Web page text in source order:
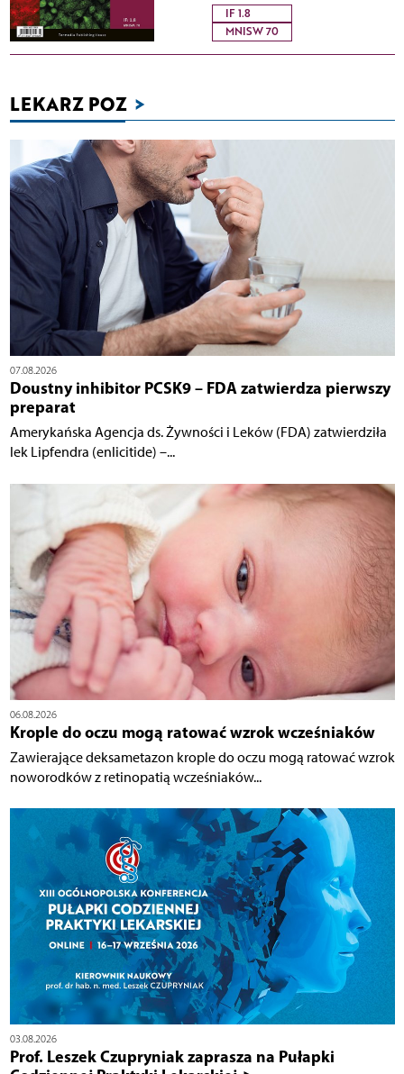
IF 1.8
MNISW 70
LEKARZ POZ >
07.08.2026
Doustny inhibitor PCSK9 – FDA zatwierdza pierwszy
preparat
Amerykańska Agencja ds. Żywności i Leków (FDA) zatwierdziła
lek Lipfendra (enlicitide) –...
06.08.2026
Krople do oczu mogą ratować wzrok wcześniaków
Zawierające deksametazon krople do oczu mogą ratować wzrok
noworodków z retinopatią wcześniaków...
03.08.2026
Prof. Leszek Czupryniak zaprasza na Pułapki